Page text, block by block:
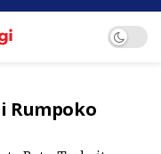
Rumpoko